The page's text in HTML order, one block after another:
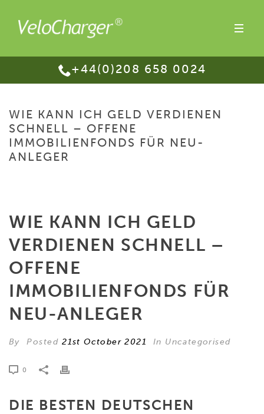
+44(0)208 658 0024
WIE KANN ICH GELD VERDIENEN
SCHNELL – OFFENE
IMMOBILIENFONDS FÜR NEU-
ANLEGER
WIE KANN ICH GELD
VERDIENEN SCHNELL –
OFFENE
IMMOBILIENFONDS FÜR
NEU-ANLEGER
By Posted21st October 2021 In Uncategorised
0
DIE BESTEN DEUTSCHEN